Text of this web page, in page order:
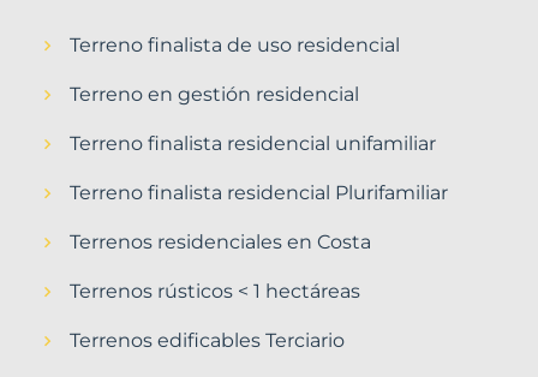
Terreno finalista de uso residencial
Terreno en gestión residencial
Terreno finalista residencial unifamiliar
Terreno finalista residencial Plurifamiliar
Terrenos residenciales en Costa
Terrenos rústicos < 1 hectáreas
Terrenos edificables Terciario